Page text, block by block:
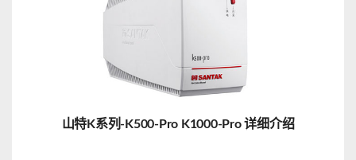
山特K系列-K500-Pro K1000-Pro 详细介绍